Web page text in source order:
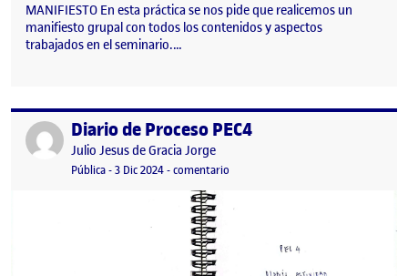
MANIFIESTO En esta práctica se nos pide que realicemos un
manifiesto grupal con todos los contenidos y aspectos
trabajados en el seminario.…
Publicado porDiario de Proceso PEC4
Publicado por
Julio Jesus de Gracia Jorge
Visibilidad:
Pública-Fecha de publicación
3 Dic 2024-comentario